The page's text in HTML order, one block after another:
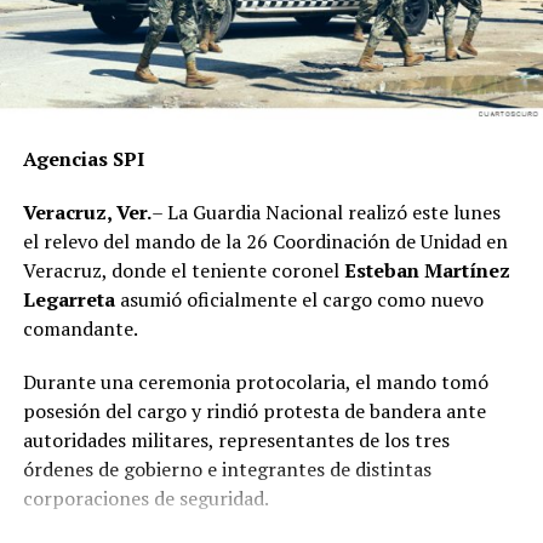
Agencias SPI
Veracruz, Ver.– La Guardia Nacional realizó este lunes
el relevo del mando de la 26 Coordinación de Unidad en
Veracruz, donde el teniente coronelEsteban Martínez
Legarretaasumió oficialmente el cargo como nuevo
comandante.
Durante una ceremonia protocolaria, el mando tomó
posesión del cargo y rindió protesta de bandera ante
autoridades militares, representantes de los tres
órdenes de gobierno e integrantes de distintas
corporaciones de seguridad.